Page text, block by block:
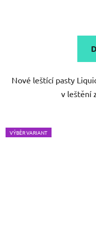
Nové leštící pasty
v leštění
VÝBĚR VARIANT